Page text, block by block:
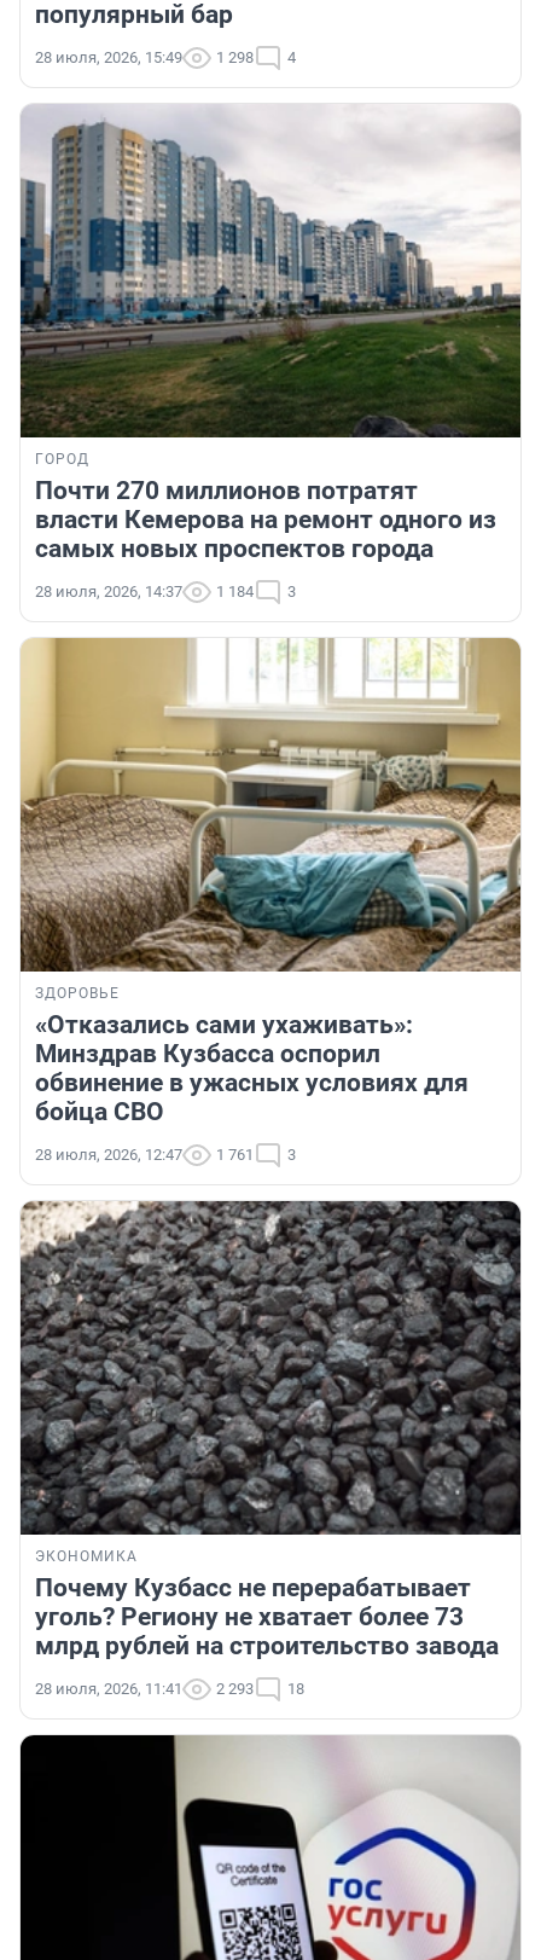
популярный бар
28 июля, 2026, 15:49 1 298 4
ГОРОД
Почти 270 миллионов потратят
власти Кемерова на ремонт одного из
самых новых проспектов города
28 июля, 2026, 14:37 1 184 3
ЗДОРОВЬЕ
«Отказались сами ухаживать»:
Минздрав Кузбасса оспорил
обвинение в ужасных условиях для
бойца СВО
28 июля, 2026, 12:47 1 761 3
ЭКОНОМИКА
Почему Кузбасс не перерабатывает
уголь? Региону не хватает более 73
млрд рублей на строительство завода
28 июля, 2026, 11:41 2 293 18